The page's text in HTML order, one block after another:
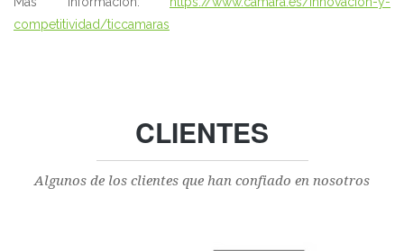
competitividad/ticcamaras
CLIENTES
Algunos de los clientes que han confiado en nosotros